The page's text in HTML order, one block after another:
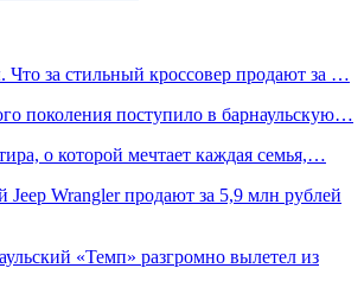
Что за стильный кроссовер продают за …
поколения поступило в барнаульскую…
о которой мечтает каждая семья,…
Wrangler продают за 5,9 млн рублей
«Темп» разгромно вылетел из